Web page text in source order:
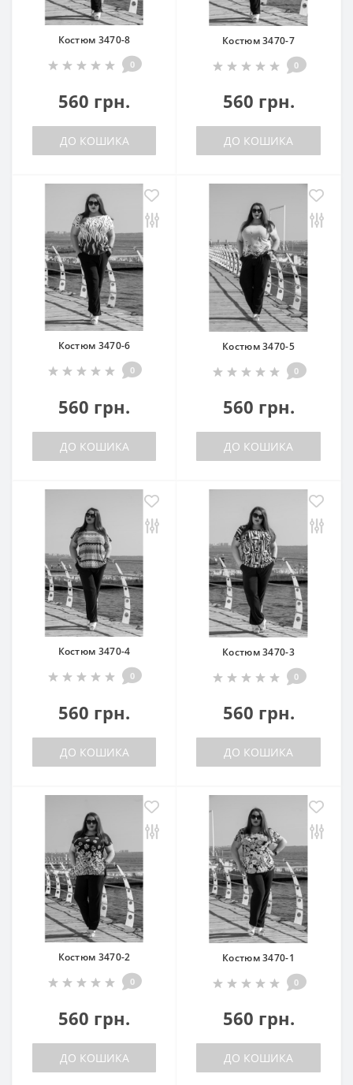
Костюм 3470-8
0
560 грн.
ДО КОШИКА
Костюм 3470-7
0
560 грн.
ДО КОШИКА
Костюм 3470-6
0
560 грн.
ДО КОШИКА
Костюм 3470-5
0
560 грн.
ДО КОШИКА
Костюм 3470-4
0
560 грн.
ДО КОШИКА
Костюм 3470-3
0
560 грн.
ДО КОШИКА
Костюм 3470-2
0
560 грн.
ДО КОШИКА
Костюм 3470-1
0
560 грн.
ДО КОШИКА